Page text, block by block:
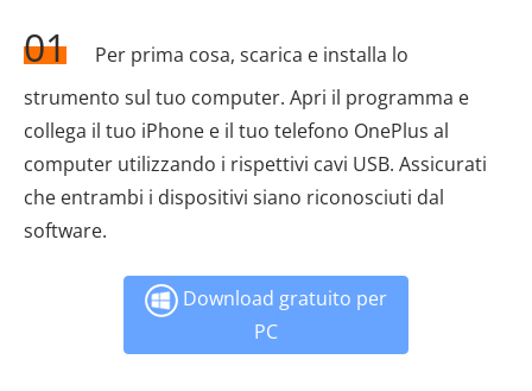
01
Per prima cosa, scarica e installa lo
strumento sul tuo computer. Apri il programma e
collega il tuo iPhone e il tuo telefono OnePlus al
computer utilizzando i rispettivi cavi USB. Assicurati
che entrambi i dispositivi siano riconosciuti dal
software.
Download gratuito per
PC